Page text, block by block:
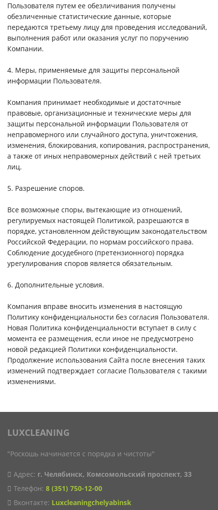
Пользователя путем ее обезличивания получены
обезличенные статистические данные, которые
передаются третьему лицу для проведения исследований,
выполнения работ или оказания услуг по поручению
Компании.
4. Меры, применяемые для защиты персональной
информации Пользователя.
Компания принимает необходимые и достаточные
правовые, организационные и технические меры для
защиты персональной информации Пользователя от
неправомерного или случайного доступа, уничтожения,
изменения, блокирования, копирования, распространения,
а также от иных неправомерных действий с ней третьих
лиц.
5. Разрешение споров.
Все возможные споры, вытекающие из отношений,
регулируемых настоящей Политикой, разрешаются в
порядке, установленном действующим законодательством
Российской Федерации, по нормам российского права.
Соблюдение досудебного (претензионного) порядка
урегулирования споров является обязательным.
6. Дополнительные условия.
Компания вправе вносить изменения в настоящую
Политику конфиденциальности без согласия Пользователя.
Новая Политика конфиденциальности вступает в силу с
момента ее размещения, если иное не предусмотрено
новой редакцией Политики конфиденциальности.
Продолжение использования Сайта после внесения таких
изменений подтверждает согласие Пользователя с такими
изменениями.
LUXCLEANING
"Роскошь начинается с порядка и чистоты"
Адрес: г. Челябинск, Комсомольский проспект, 33
Телефон: 8 (351) 750-12-00
Вконтакте: Luxcleaningchelyabinsk